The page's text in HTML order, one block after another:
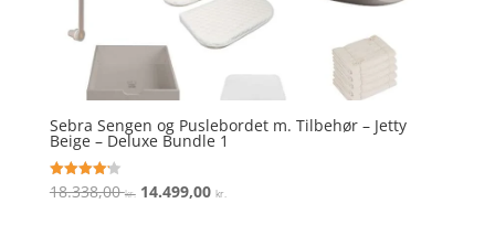
Sebra Sengen og Puslebordet m. Tilbehør – Jetty
Beige – Deluxe Bundle 1
Vurderet
4.2
18.338,00kr. Den
14.499,00 kr.